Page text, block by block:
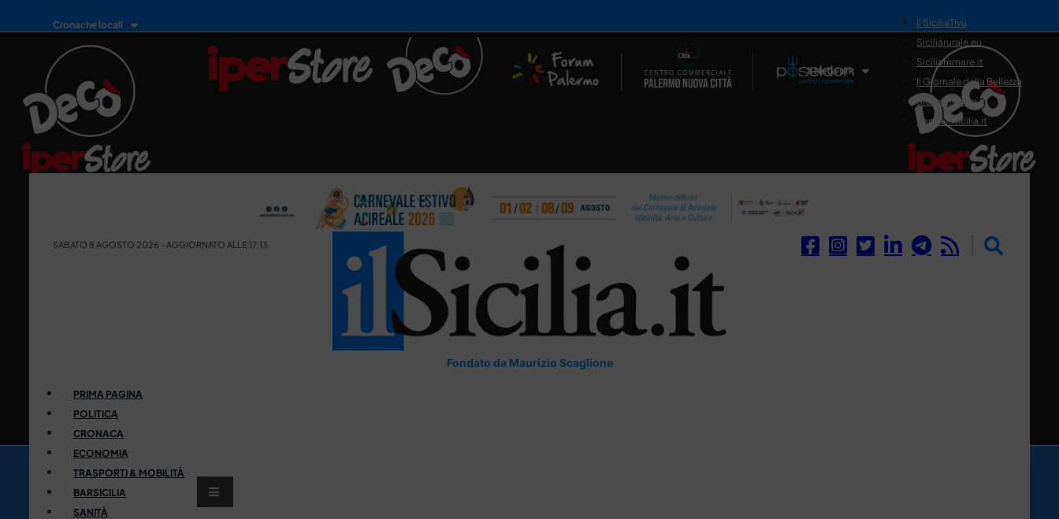
Cronache locali
Il Network
il SiciliaTivù
Siciliarurale.eu
Siciliammare.it
Il Giornale della Bellezza
Siciliamedica.it
Sanitainsicilia.it
SABATO 8 AGOSTO 2026 - AGGIORNATO ALLE 17:13
Fondato da Maurizio Scaglione
PRIMA PAGINA
POLITICA
CRONACA
ECONOMIA
TRASPORTI & MOBILITÀ
BARSICILIA
SANITÀ